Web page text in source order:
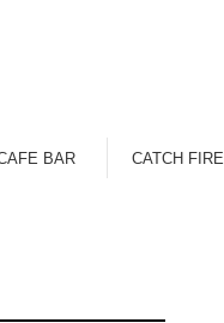
BAR CATCH FIRE